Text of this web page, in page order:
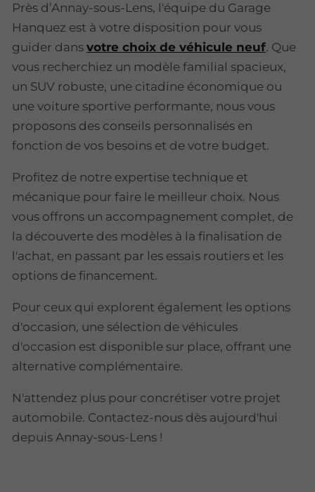
Près d’Annay-sous-Lens, l'équipe du Garage
Hanquez est à votre disposition pour vous
guider dans votre choix de véhicule neuf. Que
vous recherchiez un modèle familial spacieux,
un SUV robuste, une citadine économique ou
une voiture sportive performante, nous vous
proposons des conseils personnalisés en
fonction de vos besoins et de votre budget.
Profitez de notre expertise technique et
mécanique pour faire le meilleur choix. Nous
vous offrons un accompagnement complet, de
la découverte des modèles à la finalisation de
l'achat, en passant par les essais routiers et les
options de financement.
Pour ceux qui explorent également les options
d'occasion, une sélection de véhicules
d'occasion est disponible sur place, offrant une
alternative complémentaire.
N'attendez plus pour concrétiser votre projet
automobile. Contactez-nous dès aujourd'hui
depuis Annay-sous-Lens !